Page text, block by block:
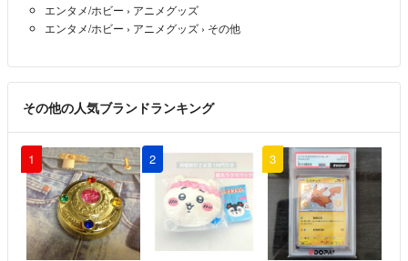
エンタメ/ホビー › アニメグッズ
エンタメ/ホビー › アニメグッズ › その他
その他の人気ブランドランキング
1 2 3